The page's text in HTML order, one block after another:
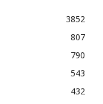
3852
807
790
543
432